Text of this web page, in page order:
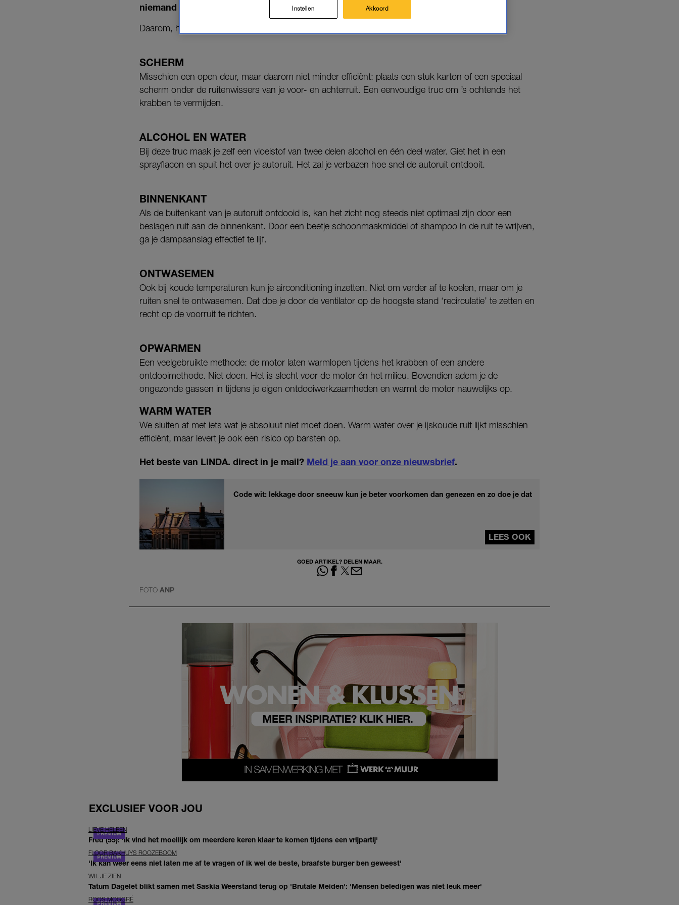
niemand blij van.
Daarom, hierbij: tips om jouw autoruit ijsvrij te krijgen zónder een krabber aan te raken.
SCHERM
Misschien een open deur, maar daarom niet minder efficiënt: plaats een stuk karton of een speciaal
scherm onder de ruitenwissers van je voor- en achterruit. Een eenvoudige truc om ’s ochtends het
krabben te vermijden.
ALCOHOL EN WATER
Bij deze truc maak je zelf een vloeistof van twee delen alcohol en één deel water. Giet het in een
sprayflacon en spuit het over je autoruit. Het zal je verbazen hoe snel de autoruit ontdooit.
BINNENKANT
Als de buitenkant van je autoruit ontdooid is, kan het zicht nog steeds niet optimaal zijn door een
beslagen ruit aan de binnenkant. Door een beetje schoonmaakmiddel of shampoo in de ruit te wrijven,
ga je dampaanslag effectief te lijf.
ONTWASEMEN
Ook bij koude temperaturen kun je airconditioning inzetten. Niet om verder af te koelen, maar om je
ruiten snel te ontwasemen. Dat doe je door de ventilator op de hoogste stand ‘recirculatie’ te zetten en
recht op de voorruit te richten.
OPWARMEN
Een veelgebruikte methode: de motor laten warmlopen tijdens het krabben of een andere
ontdooimethode. Niet doen. Het is slecht voor de motor én het milieu. Bovendien adem je de
ongezonde gassen in tijdens je eigen ontdooiwerkzaamheden en warmt de motor nauwelijks op.
WARM WATER
We sluiten af met iets wat je absoluut niet moet doen. Warm water over je ijskoude ruit lijkt misschien
efficiënt, maar levert je ook een risico op barsten op.
Het beste van LINDA. direct in je mail? Meld je aan voor onze nieuwsbrief.
Code wit: lekkage door sneeuw kun je beter voorkomen dan genezen en zo doe je dat
LEES OOK
GOED ARTIKEL? DELEN MAAR.
FOTO ANP
EXCLUSIEF VOOR JOU
LIEVE HELEEN
Fred (55): 'Ik vind het moeilijk om meerdere keren klaar te komen tijdens een vrijpartij'
FLOOR BAKHUYS ROOZEBOOM
'Ik kan weer eens niet laten me af te vragen of ik wel de beste, braafste burger ben geweest'
WIL JE ZIEN
Tatum Dagelet blikt samen met Saskia Weerstand terug op 'Brutale Meiden': 'Mensen beledigen was niet leuk meer'
ROOS MOGGRÉ
Instellen Akkoord